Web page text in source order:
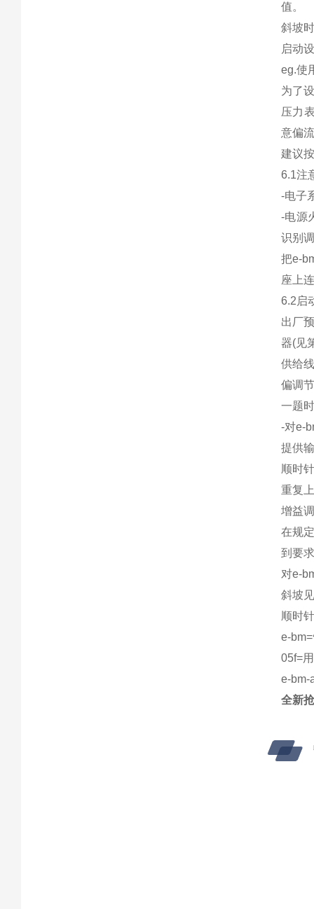
值。
斜坡
启动
eg.使
为了
压力
意偏
建议
6.1注
-电子
-电源
识别
把e-
座上
6.2启
出厂
器(见
供给
偏调
一题
-对e-
提供
顺时
重复
增益
在规
到要
对e-
斜坡
顺时
e-
05f=
e-bm-
全新